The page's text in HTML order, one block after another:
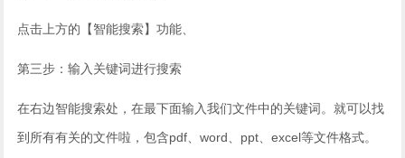
点击上方的【智能搜索】功能、
第三步：输入关键词进行搜索
在右边智能搜索处，在最下面输入我们文件中的关键词。就可以找
到所有有关的文件啦，包含pdf、word、ppt、excel等文件格式。